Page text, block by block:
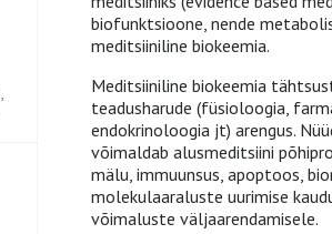
biofunktsioone, nende
meditsiiniline biokeemia.
Meditsiiniline biokeemia
teadusharude (füsioloogia,
endokrinoloogia jt) arengus.
võimaldab alusmeditsiini
mälu, immuunsus, apoptoos,
molekulaaraluste uurimise
võimaluste väljaarendamisele.